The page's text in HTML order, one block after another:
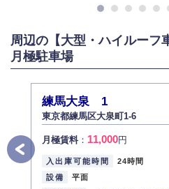
周辺の【大型・ハイルーフ
月極駐車場
練馬大泉 1
東京都練馬区大泉町1-6
月極賃料： 11,000円
入出庫可能時間
24時間
設備
平面